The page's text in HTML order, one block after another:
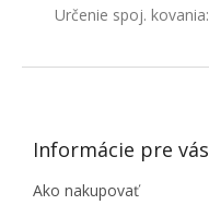
Určenie spoj. kovania:
ZÁPÄTIE
Informácie pre vás
Ako nakupovať